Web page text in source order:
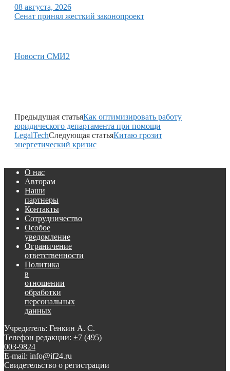
08 августа, 2026
Сенат принял жесткий законопроект
Новости СМИ2
Предыдущая статьяКак оптимизировать работу
юридического департамента при помощи
LegalTechСледующая статьяКитаю грозит
энергетический кризис
О нас
Авторам
Наши
партнеры
Контакты
Сотрудничество
Особое
уведомление
Ограничение
ответственности
Политика
в
отношении
обработки
персональных
данных
Учредитель: Генкин А. С.
Телефон редакции: +7 (495)
003-9824
E-mail: info@if24.ru
Свидетельство о регистрации